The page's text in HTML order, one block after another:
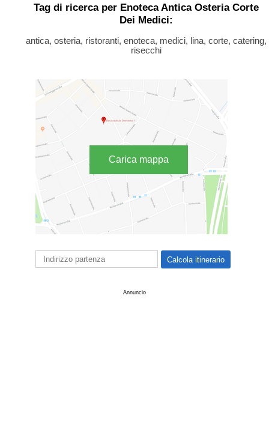
Tag di ricerca per Enoteca Antica Osteria Corte
Dei Medici:
antica, osteria, ristoranti, enoteca, medici, lina, corte, catering,
risecchi
Carica mappa
Annuncio